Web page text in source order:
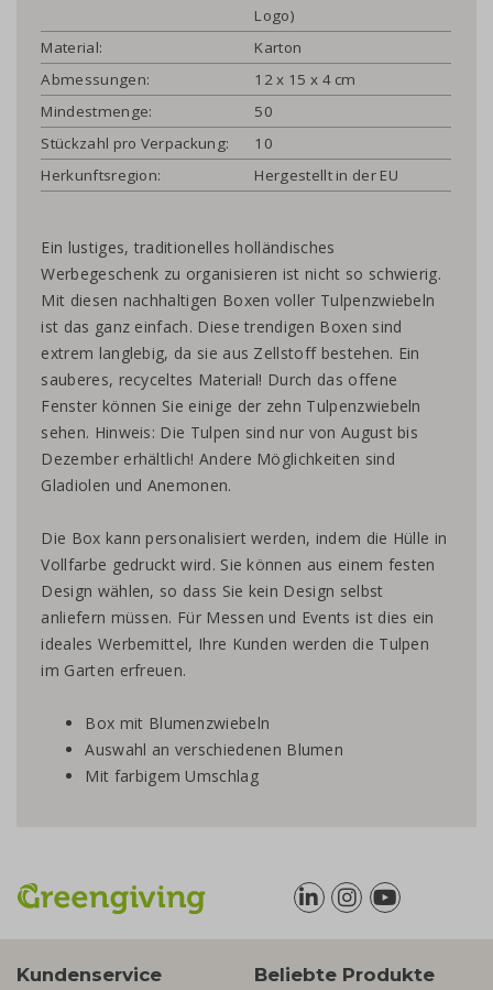
Logo)
Material:
Karton
Abmessungen:
12 x 15 x 4 cm
Mindestmenge:
50
Stückzahl pro Verpackung:
10
Herkunftsregion:
Hergestellt in der EU
Ein lustiges, traditionelles holländisches
Werbegeschenk zu organisieren ist nicht so schwierig.
Mit diesen nachhaltigen Boxen voller Tulpenzwiebeln
ist das ganz einfach. Diese trendigen Boxen sind
extrem langlebig, da sie aus Zellstoff bestehen. Ein
sauberes, recyceltes Material! Durch das offene
Fenster können Sie einige der zehn Tulpenzwiebeln
sehen. Hinweis: Die Tulpen sind nur von August bis
Dezember erhältlich! Andere Möglichkeiten sind
Gladiolen und Anemonen.
Die Box kann personalisiert werden, indem die Hülle in
Vollfarbe gedruckt wird. Sie können aus einem festen
Design wählen, so dass Sie kein Design selbst
anliefern müssen. Für Messen und Events ist dies ein
ideales Werbemittel, Ihre Kunden werden die Tulpen
im Garten erfreuen.
Box mit Blumenzwiebeln
Auswahl an verschiedenen Blumen
Mit farbigem Umschlag
Kundenservice Beliebte Produkte